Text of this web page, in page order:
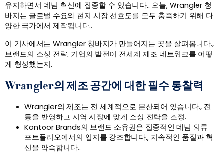
유지하면서 데님 혁신에 집중할 수 있습니다.. 오늘, Wrangler 청
바지는 글로벌 수요와 현지 시장 선호도를 모두 충족하기 위해 다
양한 국가에서 제작됩니다..
이 기사에서는 Wrangler 청바지가 만들어지는 곳을 살펴봅니다.,
브랜드의 소싱 전략, 기업의 발전이 전세계 제조 네트워크를 어떻
게 형성했는지.
Wrangler의 제조 공간에 대한 필수 통찰력
Wrangler의 제조는 전 세계적으로 분산되어 있습니다., 전
통을 반영하고 지역 시장에 맞게 소싱 전략을 조정.
Kontoor Brands의 브랜드 소유권은 집중적인 데님 의류
포트폴리오에서의 입지를 강조합니다., 지속적인 품질과 혁
신을 약속합니다..